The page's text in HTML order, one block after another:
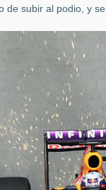
de subir al podio, y